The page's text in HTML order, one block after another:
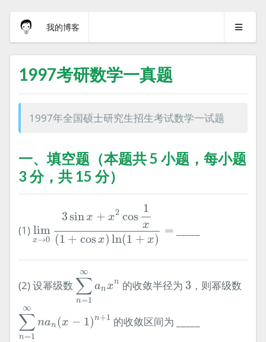
我的博客
1997考研数学一真题
1997年全国硕士研究生招生考试数学一试题
一、填空题（本题共 5 小题，每小题
3 分，共 15 分）
(1) lim
x→0
3sin x + x2 cos
1
x
(1 + cos x) ln(1 + x)
=
1
(2) 设幂级数
∞
∑
n=1
anxn
∑n
的收敛半径为 3
3 ，则幂级数
∞
∑
n=1
nan (x − 1)n+1
∑n (x−
的收敛区间为 _____